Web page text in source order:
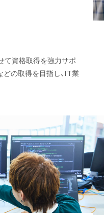
て資格取得を強力サポ
どの取得を目指し、IT業